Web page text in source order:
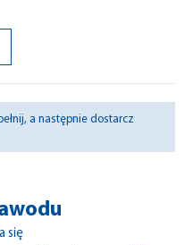
a następnie dostarcz
się